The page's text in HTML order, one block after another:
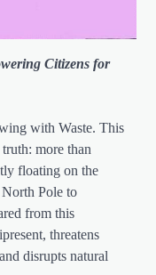
Citizens for
with Waste. This
more than
floating on the
North Pole to
from this
threatens
disrupts natural